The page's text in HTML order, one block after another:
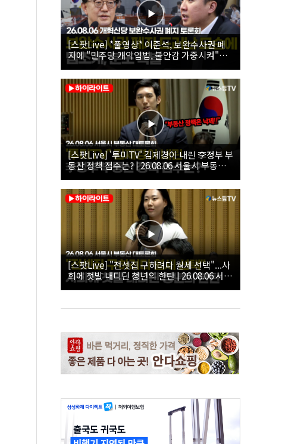
[스팟Live] *풀영상* 이준석, 보완수사권 폐
지에 "민주당 개악입법, 불안감 가중시켜"｜
26.08.06 개혁신당 보완수사권 폐지 토론회
[스팟Live] '투미TV' 김제경이 내린 李정부 부
동산 정책 점수는? | 26.08.06 서울시 부동산
대토론회
[스팟Live] "전셋집 구하려다 월세 선택"...사
회에 첫발 내디딘 청년의 한탄 | 26.08.06 서울
시 부동산 대토론회